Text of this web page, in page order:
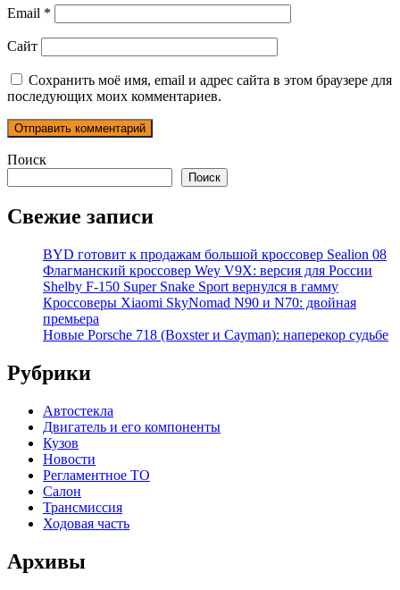
Email *
Сайт
Сохранить моё имя, email и адрес сайта в этом браузере для
последующих моих комментариев.
Поиск
Поиск
Свежие записи
BYD готовит к продажам большой кроссовер Sealion 08
Флагманский кроссовер Wey V9X: версия для России
Shelby F-150 Super Snake Sport вернулся в гамму
Кроссоверы Xiaomi SkyNomad N90 и N70: двойная
премьера
Новые Porsche 718 (Boxster и Cayman): наперекор судьбе
Рубрики
Автостекла
Двигатель и его компоненты
Кузов
Новости
Регламентное ТО
Салон
Трансмиссия
Ходовая часть
Архивы